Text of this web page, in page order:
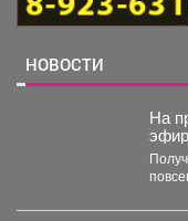
НОВОСТИ
На